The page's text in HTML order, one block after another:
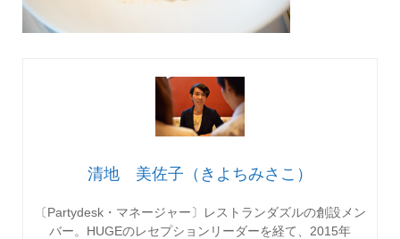
清地 美佐子（きよちみさこ）
〔Partydesk・マネージャー〕レストランダズルの創設メン
バー。HUGEのレセプションリーダーを経て、2015年